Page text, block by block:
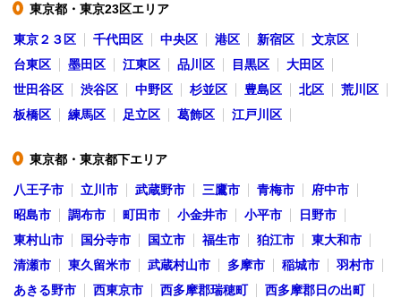
● 東京都・東京23区エリア
東京２３区 千代田区 中央区 港区 新宿区
文京区
台東区
墨田区 江東区 品川区 目黒区
大田区
世田谷区
渋谷区 中野区 杉並区 豊島区 北区
荒川区
板橋区
練馬区 足立区 葛飾区 江戸川区
● 東京都・東京都下エリア
八王子市 立川市 武蔵野市 三鷹市 青梅市
府中市
昭島市
調布市 町田市 小金井市 小平市
日野市
東村山市
国分寺市 国立市 福生市 狛江市
東大和市
清瀬市
東久留米市 武蔵村山市 多摩市 稲城市
羽村市
あきる野市
西東京市 西多摩郡瑞穂町
西多摩郡日の出町